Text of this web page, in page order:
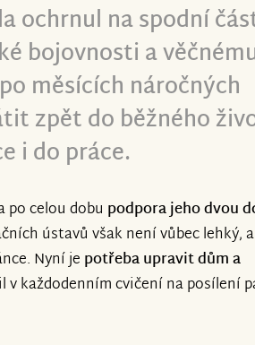
established in response to my
with your contributions and the
ochrnul na spodní
bojovnosti a
měsících náročných
zpět do běžného
i do práce.
po celou dobu podpora jeho dvou
ústavů však není vůbec lehký,
Nyní je potřeba upravit dům a
v každodenním cvičení na posílení